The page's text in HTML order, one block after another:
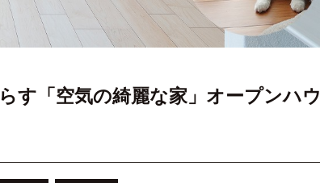
す「空気の綺麗な家」オープンハウ